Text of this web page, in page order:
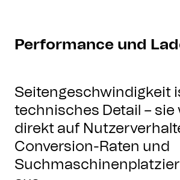
Performance und
Seitengeschwindigkeit
technisches Detail – sie
direkt auf
Conversion-Raten und